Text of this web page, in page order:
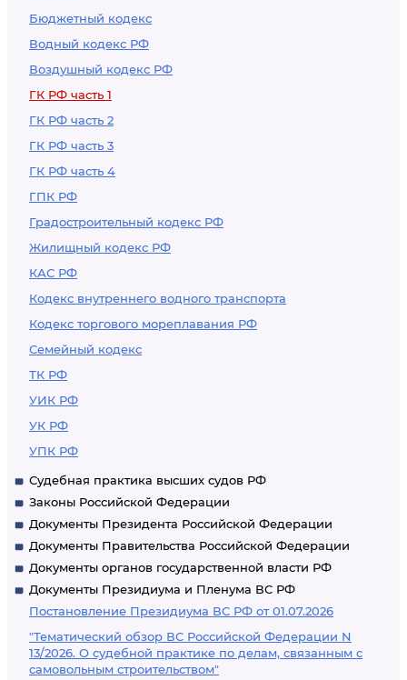
Бюджетный кодекс
Водный кодекс РФ
Воздушный кодекс РФ
ГК РФ часть 1
ГК РФ часть 2
ГК РФ часть 3
ГК РФ часть 4
ГПК РФ
Градостроительный кодекс РФ
Жилищный кодекс РФ
КАС РФ
Кодекс внутреннего водного транспорта
Кодекс торгового мореплавания РФ
Семейный кодекс
ТК РФ
УИК РФ
УК РФ
УПК РФ
Судебная практика высших судов РФ
Законы Российской Федерации
Документы Президента Российской Федерации
Документы Правительства Российской Федерации
Документы органов государственной власти РФ
Документы Президиума и Пленума ВС РФ
Постановление Президиума ВС РФ от 01.07.2026
"Тематический обзор ВС Российской Федерации N
13/2026. О судебной практике по делам, связанным с
самовольным строительством"